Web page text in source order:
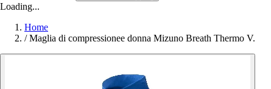
Loading...
Home
/ Maglia di compressionee donna Mizuno Breath Thermo V.